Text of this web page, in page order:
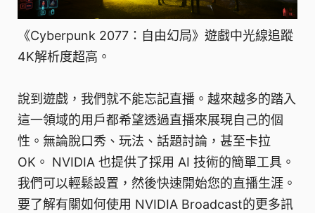
《Cyberpunk 2077：自由幻局》遊戲中光線追蹤
4K解析度超高。
說到遊戲，我們就不能忘記直播。越來越多的踏入
這一領域的用戶都希望透過直播來展現自己的個
性。無論脫口秀、玩法、話題討論，甚至卡拉
OK。 NVIDIA 也提供了採用 AI 技術的簡單工具。
我們可以輕鬆設置，然後快速開始您的直播生涯。
要了解有關如何使用 NVIDIA Broadcast的更多訊